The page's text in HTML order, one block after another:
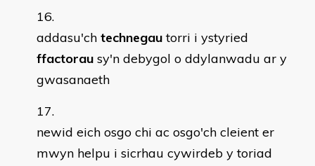
addasu'ch technegautorri i ystyried
ffactorau sy'n debygol o ddylanwadu ar y
gwasanaeth
newid eich osgo chi ac osgo'ch cleient er
mwyn helpu i sicrhau cywirdeb y toriad